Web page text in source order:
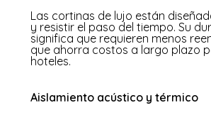
Las cortinas de lujo están
y resistir el paso del tiempo. Su
significa que requieren menos
que ahorra costos a largo plazo
hoteles.
Aislamiento acústico y térmico